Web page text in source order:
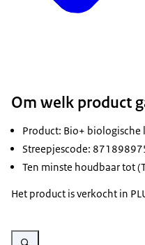
Om welk product
Product: Bio+ biologische
Streepjescode:
Ten minste houdbaar tot
Het product is verkocht in
Vergroot afbeelding Biologische